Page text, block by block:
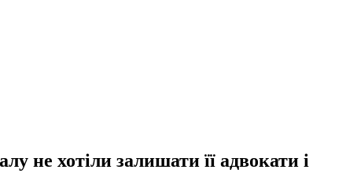
не хотіли залишати її адвокати і